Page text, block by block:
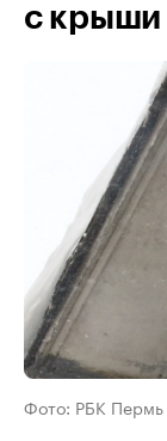
с крыши
Фото: РБК Пермь